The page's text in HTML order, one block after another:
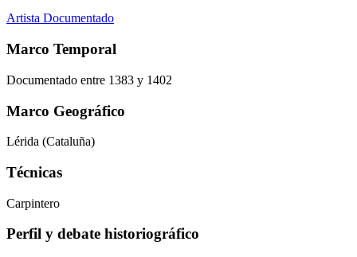
Artista Documentado
Marco Temporal
Documentado entre 1383 y 1402
Marco Geográfico
Lérida (Cataluña)
Técnicas
Carpintero
Perfil y debate historiográfico